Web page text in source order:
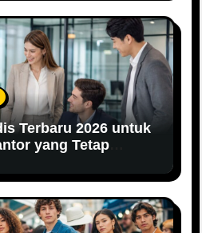
Terbaru 2026 untuk
yang Tetap